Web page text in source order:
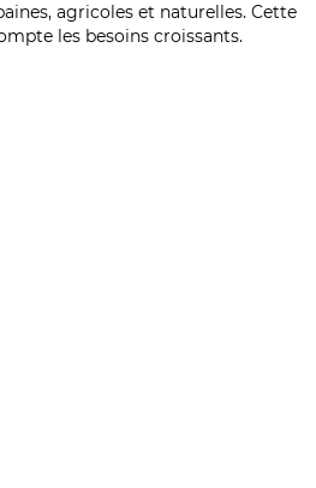
agricoles et naturelles. Cette
les besoins croissants.